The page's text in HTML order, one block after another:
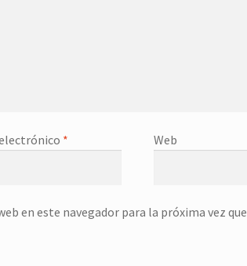
* Web
en este navegador para la próxima vez